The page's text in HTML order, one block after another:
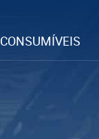
CONSUMÍVEIS